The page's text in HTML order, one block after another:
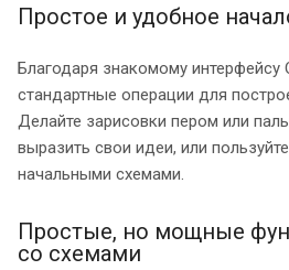
Простое и удобное
Благодаря знакомому интерфейсу
стандартные операции для
Делайте зарисовки пером или
выразить свои идеи, или
начальными схемами.
Простые, но мощные
со схемами